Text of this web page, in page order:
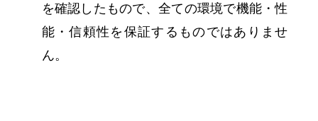
を確認したもので、全ての環境で機能・性
能・信頼性を保証するものではありませ
ん。